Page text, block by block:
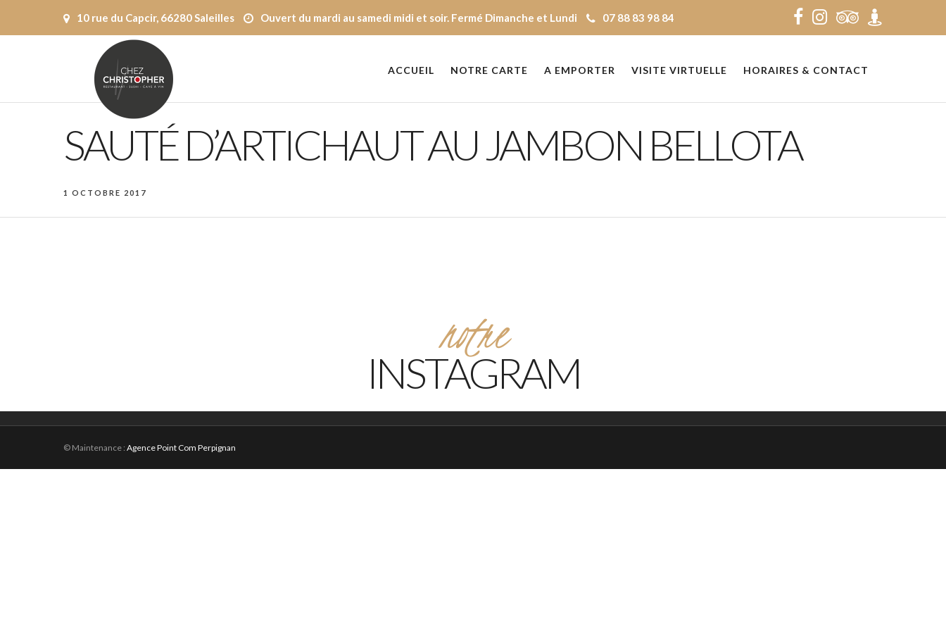
10 rue du Capcir, 66280 Saleilles Ouvert du mardi au samedi midi et soir. Fermé Dimanche et Lundi 07 88 83 98 84
ACCUEIL NOTRE CARTE A EMPORTER VISITE VIRTUELLE HORAIRES & CONTACT
SAUTÉ D’ARTICHAUT AU JAMBON BELLOTA
1 OCTOBRE 2017
notre
INSTAGRAM
© Maintenance : Agence Point Com Perpignan